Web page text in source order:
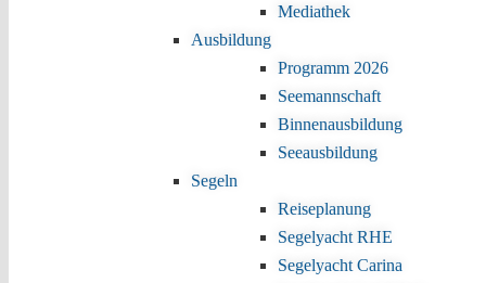
Mediathek
Ausbildung
Programm 2026
Seemannschaft
Binnenausbildung
Seeausbildung
Segeln
Reiseplanung
Segelyacht RHE
Segelyacht Carina